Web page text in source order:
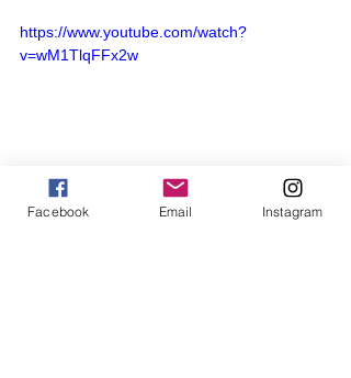
https://www.youtube.com/watch?
v=wM1TlqFFx2w
Facebook Email Instagram